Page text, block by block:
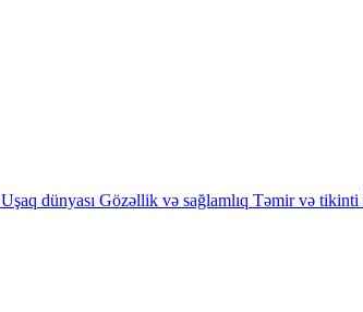
Uşaq dünyası Gözəllik və sağlamlıq Təmir və tikinti